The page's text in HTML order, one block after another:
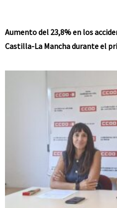
Aumento del 23,8% en los
Castilla-La Mancha durante el